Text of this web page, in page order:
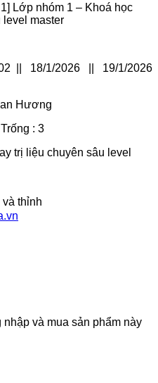
Lớp nhóm 1 – Khoá học
level master
|| 18/1/2026 || 19/1/2026
Hương
: 3
trị liệu chuyên sâu level
thỉnh
và mua sản phẩm này